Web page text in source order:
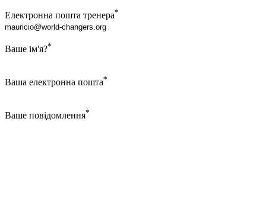
Електронна пошта тренера*
Ваше ім'я?*
Ваша електронна пошта*
Ваше повідомлення*